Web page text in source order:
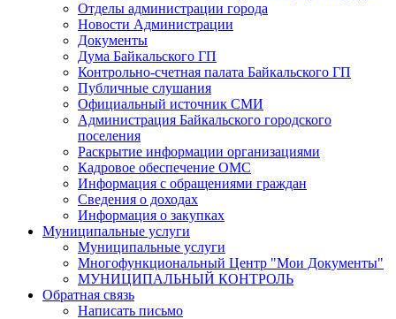
Отделы администрации города
Новости Администрации
Документы
Дума Байкальского ГП
Контрольно-счетная палата Байкальского ГП
Публичные слушания
Официальный источник СМИ
Администрация Байкальского городского
поселения
Раскрытие информации организациями
Кадровое обеспечение ОМС
Информация с обращениями граждан
Сведения о доходах
Информация о закупках
Муниципальные услуги
Муниципальные услуги
Многофункциональный Центр "Мои Документы"
МУНИЦИПАЛЬНЫЙ КОНТРОЛЬ
Обратная связь
Написать письмо